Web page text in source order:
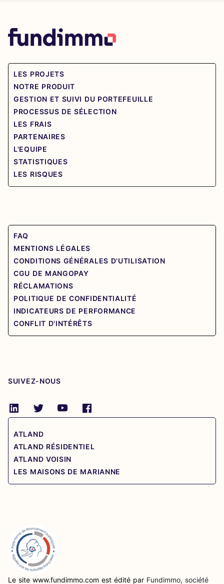
LES PROJETS
NOTRE PRODUIT
GESTION ET SUIVI DU PORTEFEUILLE
PROCESSUS DE SÉLECTION
LES FRAIS
PARTENAIRES
L'EQUIPE
STATISTIQUES
LES RISQUES
FAQ
MENTIONS LÉGALES
CONDITIONS GÉNÉRALES D'UTILISATION
CGU DE MANGOPAY
RÉCLAMATIONS
POLITIQUE DE CONFIDENTIALITÉ
INDICATEURS DE PERFORMANCE
CONFLIT D'INTÉRÊTS
SUIVEZ-NOUS
ATLAND
ATLAND RÉSIDENTIEL
ATLAND VOISIN
LES MAISONS DE MARIANNE
Le site www.fundimmo.com est édité par Fundimmo, société